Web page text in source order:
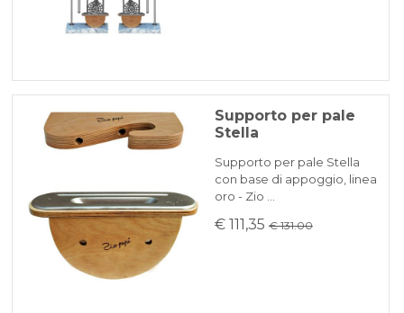
Supporto per pale
Stella
Supporto per pale Stella
con base di appoggio, linea
oro - Zio …
€ 111,35 € 131.00